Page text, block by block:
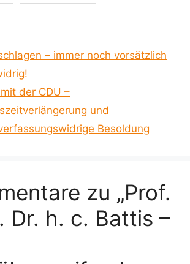
– immer noch vorsätzlich
der CDU –
und
Besoldung
zu „Prof.
Dr. h. c. Battis –